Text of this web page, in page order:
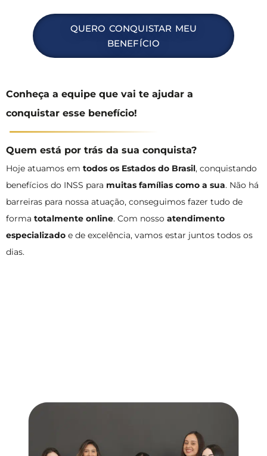
QUERO CONQUISTAR MEU
BENEFÍCIO
Conheça a equipe que vai te ajudar a
conquistar esse benefício!
Quem está por trás da sua conquista?
Hoje atuamos em todos os Estados do Brasil, conquistando
benefícios do INSS para muitas famílias como a sua. Não há
barreiras para nossa atuação, conseguimos fazer tudo de
forma totalmente online. Com nosso atendimento
especializado e de excelência, vamos estar juntos todos os
dias.